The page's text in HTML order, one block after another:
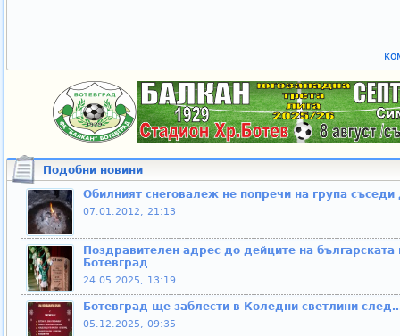
Подобни новини
Обилният снеговалеж не попречи на група
07.01.2012, 21:13
Поздравителен адрес до дейците на
Ботевград
24.05.2025, 13:19
Ботевград ще заблести в Коледни светлини
05.12.2025, 09:35